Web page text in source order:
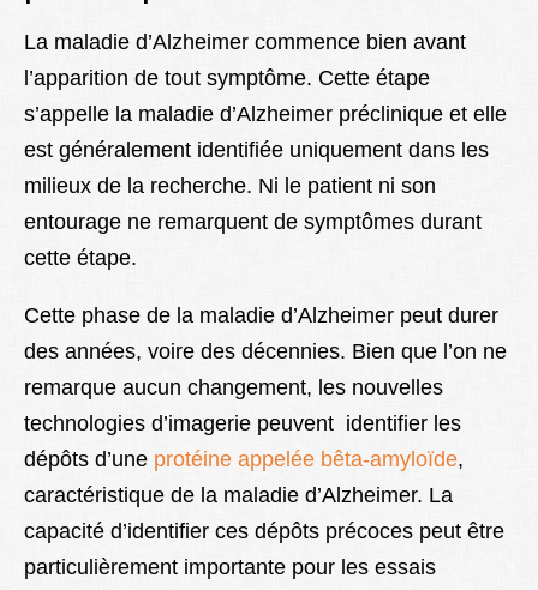
La maladie d’Alzheimer commence bien avant
l’apparition de tout symptôme. Cette étape
s’appelle la maladie d’Alzheimer préclinique et elle
est généralement identifiée uniquement dans les
milieux de la recherche. Ni le patient ni son
entourage ne remarquent de symptômes durant
cette étape.
Cette phase de la maladie d’Alzheimer peut durer
des années, voire des décennies. Bien que l’on ne
remarque aucun changement, les nouvelles
technologies d’imagerie peuvent identifier les
dépôts d’une protéine appelée bêta-amyloïde,
caractéristique de la maladie d’Alzheimer. La
capacité d’identifier ces dépôts précoces peut être
particulièrement importante pour les essais